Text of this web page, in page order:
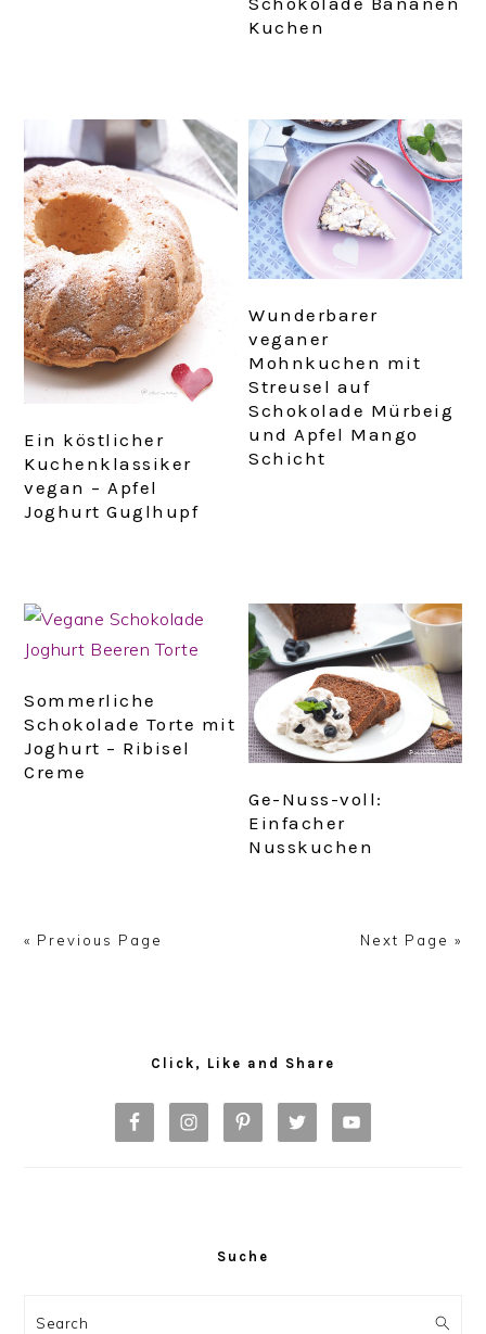
Kuchen
Ein köstlicher
Kuchenklassiker
vegan – Apfel
Joghurt Guglhupf
Wunderbarer
veganer
Mohnkuchen mit
Streusel auf
Schokolade Mürbeig
und Apfel Mango
Schicht
Sommerliche
Schokolade Torte mit
Joghurt – Ribisel
Creme
Ge-Nuss-voll:
Einfacher
Nusskuchen
« Previous Page Next Page »
Click, Like and Share
Suche
Search